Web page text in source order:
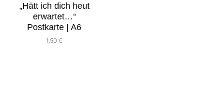
„Hätt ich dich heut
erwartet…“
Postkarte | A6
1,50 €